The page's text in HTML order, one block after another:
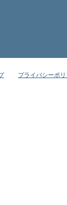
プライバシーポ